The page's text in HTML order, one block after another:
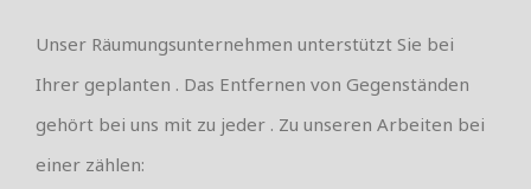
Unser Räumungsunternehmen unterstützt Sie bei
Ihrer geplanten . Das Entfernen von Gegenständen
gehört bei uns mit zu jeder . Zu unseren Arbeiten bei
einer zählen: